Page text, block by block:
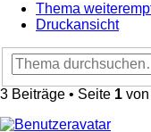
Thema
Druckansicht
3 Beiträge • Seite 1 von